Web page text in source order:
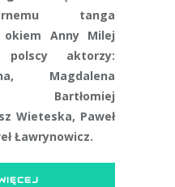
tanga
Anny Milej
aktorzy:
Magdalena
Bartłomiej
Wieteska, Paweł
Ławrynowicz.